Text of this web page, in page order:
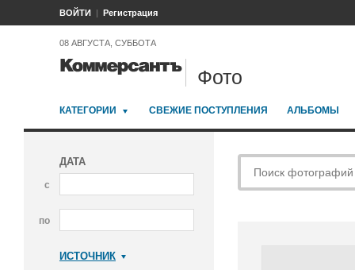
ВОЙТИ Регистрация
08 АВГУСТА, СУББОТА
Фото
КАТЕГОРИИ СВЕЖИЕ ПОСТУПЛЕНИЯ АЛЬБОМЫ
ДАТА
с
по
ИСТОЧНИК